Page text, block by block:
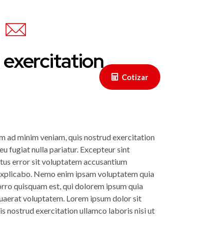
Cotizar
exercitation
ad minim veniam, quis nostrud exercitation
fugiat nulla pariatur. Excepteur sint
error sit voluptatem accusantium
Nemo enim ipsam voluptatem quia
quisquam est, qui dolorem ipsum quia
voluptatem. Lorem ipsum dolor sit
nostrud exercitation ullamco laboris nisi ut